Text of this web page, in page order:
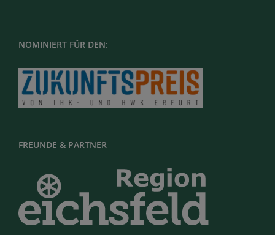
NOMINIERT FÜR DEN:
FREUNDE & PARTNER